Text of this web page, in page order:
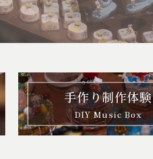
手作り制作体験
DIY Music Box